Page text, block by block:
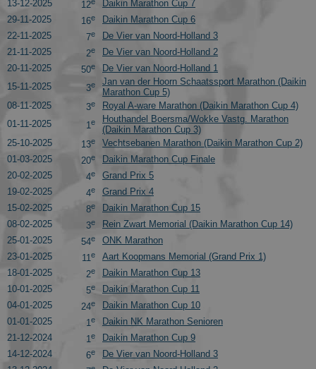
13-12-2025
12
Daikin Marathon Cup 7
29-11-2025
16e
Daikin Marathon Cup 6
22-11-2025
7e
De Vier van Noord-Holland 3
21-11-2025
2e
De Vier van Noord-Holland 2
20-11-2025
50e
De Vier van Noord-Holland 1
15-11-2025
3e
Jan van der Hoorn Schaatssport Marathon (Daikin
Marathon Cup 5)
08-11-2025
3e
Royal A-ware Marathon (Daikin Marathon Cup 4)
01-11-2025
1e
Houthandel Boersma/Wokke Vastg. Marathon
(Daikin Marathon Cup 3)
25-10-2025
13e
Vechtsebanen Marathon (Daikin Marathon Cup 2)
01-03-2025
20e
Daikin Marathon Cup Finale
20-02-2025
4e
Grand Prix 5
19-02-2025
4e
Grand Prix 4
15-02-2025
8e
Daikin Marathon Cup 15
08-02-2025
3e
Rein Zwart Memorial (Daikin Marathon Cup 14)
25-01-2025
54e
ONK Marathon
23-01-2025
11e
Aart Koopmans Memorial (Grand Prix 1)
18-01-2025
2e
Daikin Marathon Cup 13
10-01-2025
5e
Daikin Marathon Cup 11
04-01-2025
24e
Daikin Marathon Cup 10
01-01-2025
1e
Daikin NK Marathon Senioren
21-12-2024
1e
Daikin Marathon Cup 9
14-12-2024
6e
De Vier van Noord-Holland 3